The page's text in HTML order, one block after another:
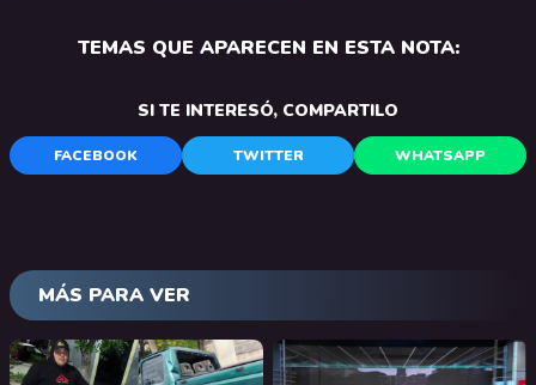
TEMAS QUE APARECEN EN ESTA NOTA:
SI TE INTERESÓ, COMPARTILO
FACEBOOK TWITTER WHATSAPP
MÁS PARA VER